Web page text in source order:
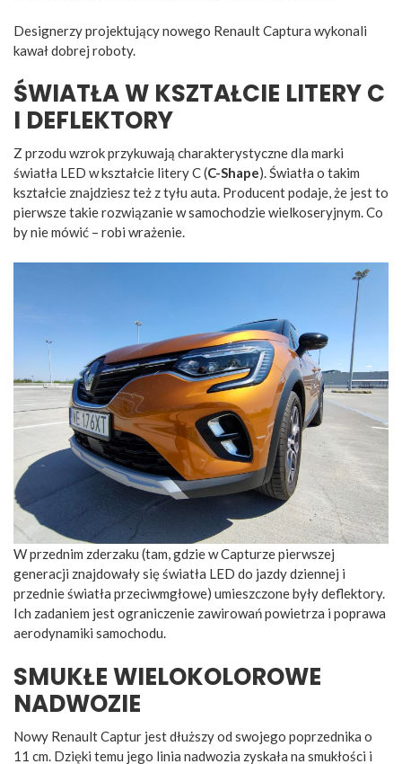
Designerzy projektujący nowego Renault Captura wykonali
kawał dobrej roboty.
ŚWIATŁA W KSZTAŁCIE LITERY C
I DEFLEKTORY
Z przodu wzrok przykuwają charakterystyczne dla marki
światła LED w kształcie litery C (C-Shape). Światła o takim
kształcie znajdziesz też z tyłu auta. Producent podaje, że jest to
pierwsze takie rozwiązanie w samochodzie wielkoseryjnym. Co
by nie mówić – robi wrażenie.
W przednim zderzaku (tam, gdzie w Capturze pierwszej
generacji znajdowały się światła LED do jazdy dziennej i
przednie światła przeciwmgłowe) umieszczone były deflektory.
Ich zadaniem jest ograniczenie zawirowań powietrza i poprawa
aerodynamiki samochodu.
SMUKŁE WIELOKOLOROWE
NADWOZIE
Nowy Renault Captur jest dłuższy od swojego poprzednika o
11 cm. Dzięki temu jego linia nadwozia zyskała na smukłości i